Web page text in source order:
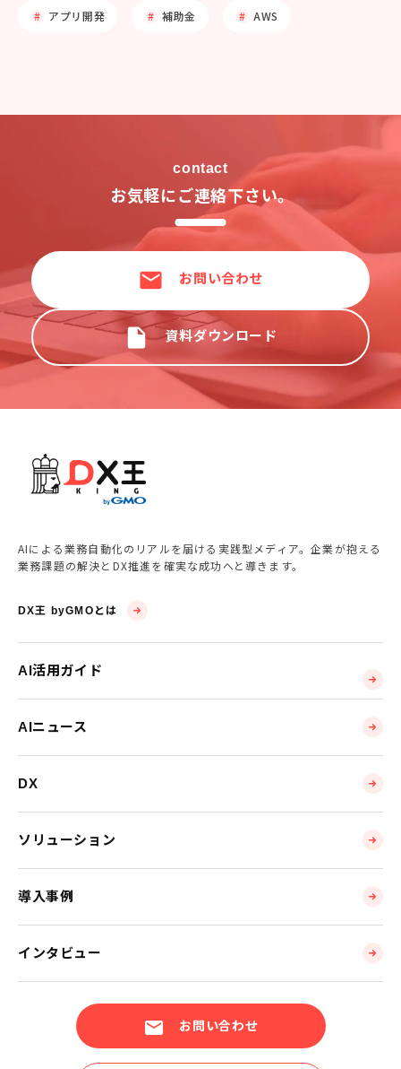
アプリ開発 補助金 AWS
contact
お気軽にご連絡下さい。
お問い合わせ
資料ダウンロード
AIによる業務自動化のリアルを届ける実践型メディア。企業が抱える
業務課題の解決とDX推進を確実な成功へと導きます。
DX王 byGMOとは
AI活用ガイド
AIニュース
DX
ソリューション
導入事例
インタビュー
お問い合わせ